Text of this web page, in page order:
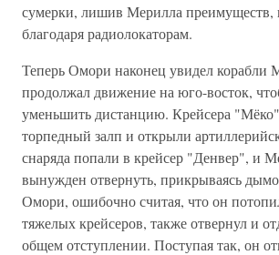
сумерки, лишив Мерилла преимуществ,
благодаря радиолокаторам.
Теперь Омори наконец увидел корабли
продолжал движение на юго-восток,
уменьшить дистанцию. Крейсера
торпедный залп и открыли
снаряда попали в крейсер "Денвер", и
вынужден отвернуть, прикрываясь
Омори, ошибочно считая, что он
тяжелых крейсеров, также отвернул и
общем отступлении. Поступая так, он